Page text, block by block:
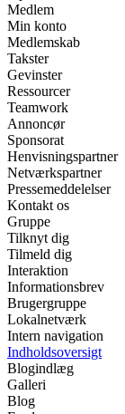
Medlem
Min konto
Medlemskab
Takster
Gevinster
Ressourcer
Teamwork
Annoncør
Sponsorat
Henvisningspartner
Netværkspartner
Pressemeddelelser
Kontakt os
Gruppe
Tilknyt dig
Tilmeld dig
Interaktion
Informationsbrev
Brugergruppe
Lokalnetværk
Intern navigation
Indholdsoversigt
Blogindlæg
Galleri
Blog